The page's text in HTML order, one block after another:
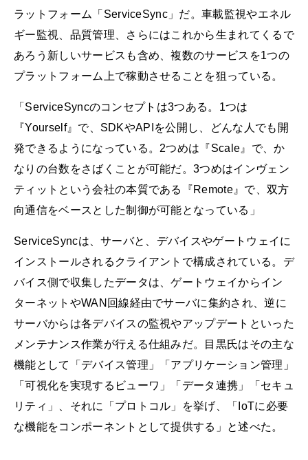
ラットフォーム「ServiceSync」だ。車載監視やエネル
ギー監視、品質管理、さらにはこれから生まれてくるで
あろう新しいサービスも含め、複数のサービスを1つの
プラットフォーム上で稼動させることを狙っている。
「ServiceSyncのコンセプトは3つある。1つは
『Yourself』で、SDKやAPIを公開し、どんな人でも開
発できるようになっている。2つめは『Scale』で、か
なりの台数をさばくことが可能だ。3つめはインヴェン
ティットという会社の本質である『Remote』で、双方
向通信をベースとした制御が可能となっている」
ServiceSyncは、サーバと、デバイスやゲートウェイに
インストールされるクライアントで構成されている。デ
バイス側で収集したデータは、ゲートウェイからイン
ターネットやWAN回線経由でサーバに集約され、逆に
サーバからは各デバイスの監視やアップデートといった
メンテナンス作業が行える仕組みだ。目黒氏はその主な
機能として「デバイス管理」「アプリケーション管理」
「可視化を実現するビューワ」「データ連携」「セキュ
リティ」、それに「プロトコル」を挙げ、「IoTに必要
な機能をコンポーネントとして提供する」と述べた。